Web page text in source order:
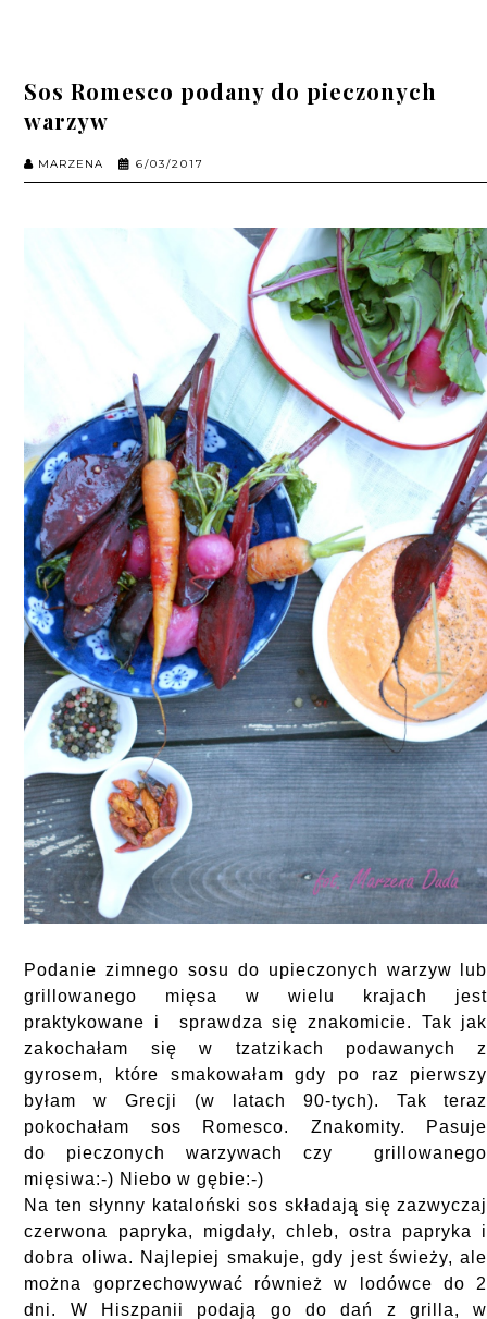
Sos Romesco podany do pieczonych
warzyw
MARZENA 6/03/2017
Podanie zimnego sosu do upieczonych warzyw lub
grillowanego mięsa w wielu krajach jest
praktykowane i sprawdza się znakomicie. Tak jak
zakochałam się w tzatzikach podawanych z
gyrosem, które smakowałam gdy po raz pierwszy
byłam w Grecji (w latach 90-tych). Tak teraz
pokochałam sos Romesco. Znakomity. Pasuje
do pieczonych warzywach czy grillowanego
mięsiwa:-) Niebo w gębie:-)
Na ten słynny kataloński sos składają się zazwyczaj
czerwona papryka, migdały, chleb, ostra papryka i
dobra oliwa. Najlepiej smakuje, gdy jest świeży, ale
można goprzechowywać również w lodówce do 2
dni. W Hiszpanii podają go do dań z grilla, w